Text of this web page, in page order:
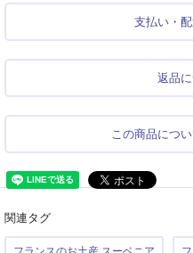
支払い・
返品
この商品につ
関連タグ
フランスのお土産 スーベニア